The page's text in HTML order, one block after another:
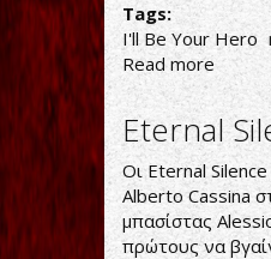
Tags:
I'll Be Your Hero
Read more about
of
Fire-
I'll
Be
Your
Hero
Eternal
Οι Eternal
Alberto Cassina
μπασίστας
πρώτους να